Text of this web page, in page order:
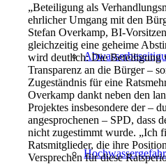
Hochwassergefahr
„Beteiligung als
ehrlicher Umgang mit den
Stefan Overkamp, BI-
gleichzeitig eine geheime
wird deutlich: Die Beteiligung
Transparenz an die Bürger –
Zugeständnis für eine
Overkamp dankt neben den
Projektes insbesondere der –
angesprochenen – SPD, dass
nicht zugestimmt wurde. „Ich
Ratsmitglieder, die ihre
Versprechen für diese